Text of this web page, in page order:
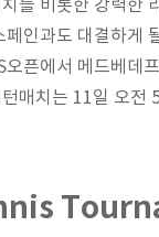
를 비롯한 강력한
인과도 대결하게
픈에서 메드베데
매치는 11일 오